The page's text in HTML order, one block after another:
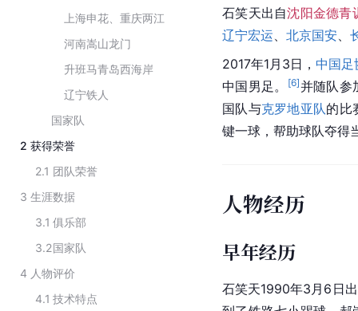
上海申花、重庆两江
河南嵩山龙门
升班马青岛西海岸
辽宁铁人
国家队
2 获得荣誉
2.1 团队荣誉
3 生涯数据
3.1 俱乐部
3.2国家队
4 人物评价
4.1 技术特点
石笑天出自沈阳金德青
辽宁宏运
北京国安
2017年1月3日，中国足
中国男足 。 [6]并随队参
国队与克罗地亚队的比
键一球，帮助球队夺得
人物经历
早年经历
石笑天1990年3月6日